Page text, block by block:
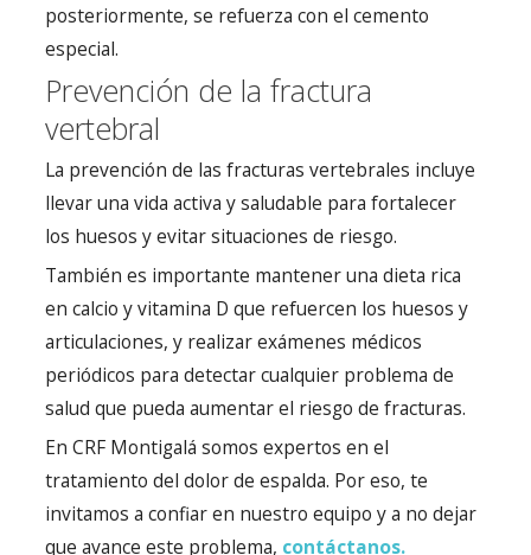
posteriormente, se refuerza con el cemento
especial.
Prevención de la fractura
vertebral
La prevención de las fracturas vertebrales incluye
llevar una vida activa y saludable para fortalecer
los huesos y evitar situaciones de riesgo.
También es importante mantener una dieta rica
en calcio y vitamina D que refuercen los huesos y
articulaciones, y realizar exámenes médicos
periódicos para detectar cualquier problema de
salud que pueda aumentar el riesgo de fracturas.
En CRF Montigalá somos expertos en el
tratamiento del dolor de espalda. Por eso, te
invitamos a confiar en nuestro equipo y a no dejar
que avance este problema, contáctanos.